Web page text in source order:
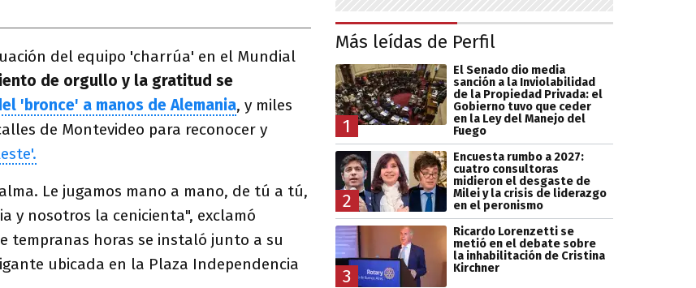
del equipo 'charrúa' en el Mundial
de orgullo y la gratitud se
'bronce' a manos de Alemania, y miles
de Montevideo para reconocer y
Le jugamos mano a mano, de tú a tú,
y nosotros la cenicienta", exclamó
tempranas horas se instaló junto a su
ubicada en la Plaza Independencia
Más leídas de Perfil
1
El Senado dio media
sanción a la Inviolabilidad
de la Propiedad Privada: el
Gobierno tuvo que ceder
en la Ley del Manejo del
Fuego
2
Encuesta rumbo a 2027:
cuatro consultoras
midieron el desgaste de
Milei y la crisis de liderazgo
en el peronismo
3
Ricardo Lorenzetti se
metió en el debate sobre
la inhabilitación de Cristina
Kirchner